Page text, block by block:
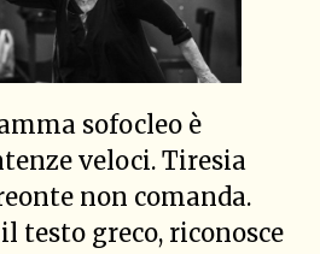
sofocleo è
veloci. Tiresia
non comanda.
testo greco, riconosce